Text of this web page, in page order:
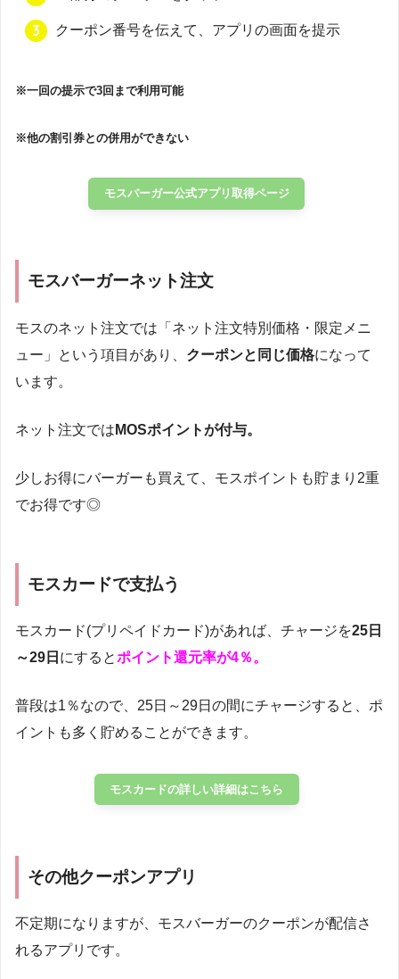
クーポン番号を伝えて、アプリの画面を提示
※一回の提示で3回まで利用可能
※他の割引券との併用ができない
モスバーガー公式アプリ取得ページ
モスバーガーネット注文
モスのネット注文では「ネット注文特別価格・限定メニ
ュー」という項目があり、 クーポンと同じ価格になって
います。
ネット注文では MOSポイントが付与。
少しお得にバーガーも買えて、モスポイントも貯まり2重
でお得です◎
モスカードで支払う
モスカード(プリペイドカード)があれば、チャージを25日
～29日 にするとポイント還元率が4％。
普段は1％なので、25日～29日の間にチャージすると、ポ
イントも多く貯めることができます。
モスカードの詳しい詳細はこちら
その他クーポンアプリ
不定期になりますが、モスバーガーのクーポンが配信さ
れるアプリです。